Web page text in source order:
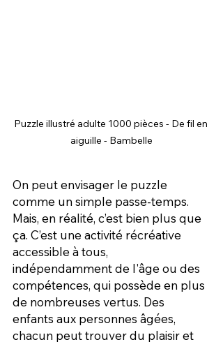
Puzzle illustré adulte 1000 pièces - De fil en
aiguille - Bambelle
On peut envisager le puzzle
comme un simple passe-temps.
Mais, en réalité, c’est bien plus que
ça. C’est une activité récréative
accessible à tous,
indépendamment de l'âge ou des
compétences, qui possède en plus
de nombreuses vertus. Des
enfants aux personnes âgées,
chacun peut trouver du plaisir et